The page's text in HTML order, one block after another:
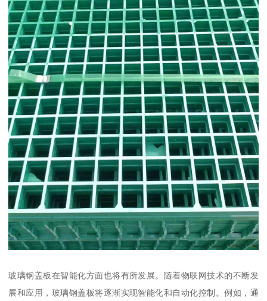
玻璃钢盖板在智能化方面也将有所发展。随着物联网技术的不断发
展和应用，玻璃钢盖板将逐渐实现智能化和自动化控制。例如，通